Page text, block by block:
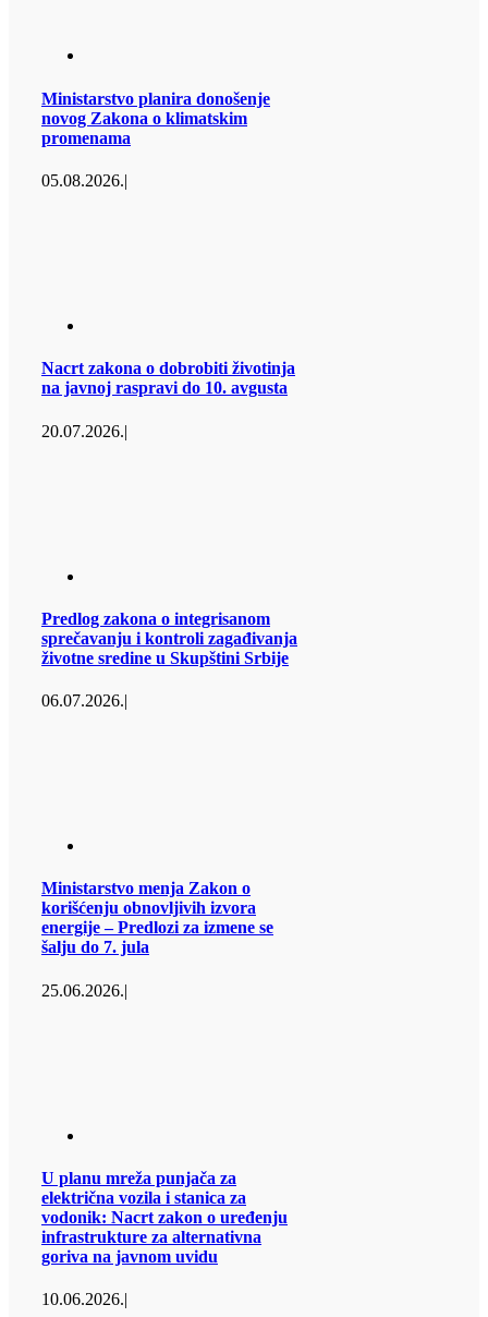
Ministarstvo planira donošenje
novog Zakona o klimatskim
promenama
05.08.2026.|
Nacrt zakona o dobrobiti životinja
na javnoj raspravi do 10. avgusta
20.07.2026.|
Predlog zakona o integrisanom
sprečavanju i kontroli zagađivanja
životne sredine u Skupštini Srbije
06.07.2026.|
Ministarstvo menja Zakon o
korišćenju obnovljivih izvora
energije – Predlozi za izmene se
šalju do 7. jula
25.06.2026.|
U planu mreža punjača za
električna vozila i stanica za
vodonik: Nacrt zakon o uređenju
infrastrukture za alternativna
goriva na javnom uvidu
10.06.2026.|